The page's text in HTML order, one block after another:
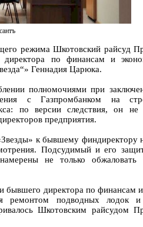
режима Шкотовский райсуд
директора по финансам и
Геннадия Царюка.
полномочиями при
с Газпромбанком на
по версии следствия, он не
предприятия.
к бывшему финдиректору
Подсудимый и его
не только
бывшего директора по финансам
ремонтом подводных лодок и
Шкотовским райсудом